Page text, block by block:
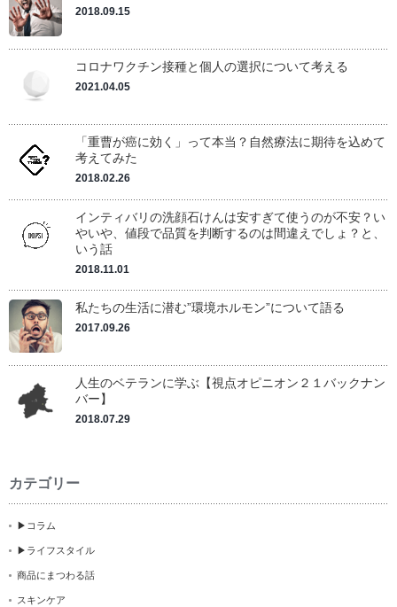
2018.09.15
コロナワクチン接種と個人の選択について考える
2021.04.05
「重曹が癌に効く」って本当？自然療法に期待を込めて
考えてみた
2018.02.26
インティバリの洗顔石けんは安すぎて使うのが不安？い
やいや、値段で品質を判断するのは間違えでしょ？と、
いう話
2018.11.01
私たちの生活に潜む”環境ホルモン”について語る
2017.09.26
人生のベテランに学ぶ【視点オピニオン２１バックナン
バー】
2018.07.29
カテゴリー
▶コラム
▶ライフスタイル
商品にまつわる話
スキンケア